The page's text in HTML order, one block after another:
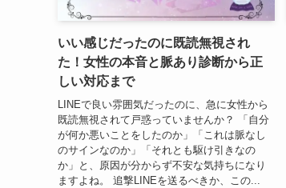
いい感じだったのに既読無視され
た！女性の本音と脈あり診断から正
しい対応まで
LINEで良い雰囲気だったのに、急に女性から
既読無視されて戸惑っていませんか？ 「自分
が何か悪いことをしたのか」「これは脈なし
のサインなのか」「それとも駆け引きなの
か」と、原因が分からず不安な気持ちになり
ますよね。 追撃LINEを送るべきか、この...